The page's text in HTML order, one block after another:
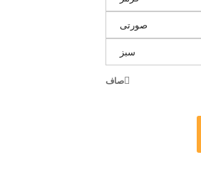
صورتی
سبز
صاف